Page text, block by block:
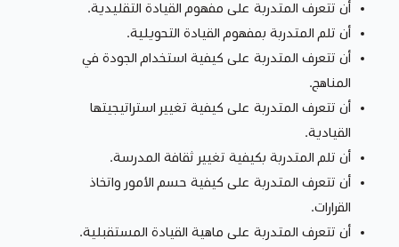
أن تتعرف المتدربة على مفهوم القيادة التقليدية.
أن تلم المتدربة بمفهوم القيادة التحويلية.
أن تتعرف المتدربة على كيفية استخدام الجودة في
المناهج.
أن تتعرف المتدربة على كيفية تغيير استراتيجيتها
القيادية.
أن تلم المتدربة بكيفية تغيير ثقافة المدرسة.
أن تتعرف المتدربة على كيفية حسم الأمور واتخاذ
القرارات.
أن تتعرف المتدربة على ماهية القيادة المستقبلية.